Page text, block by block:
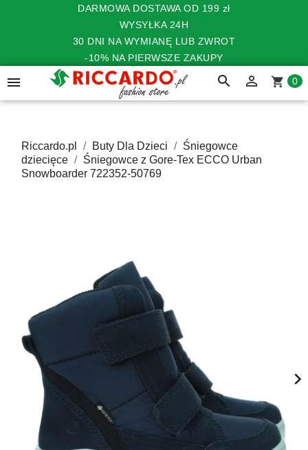
DARMOWA DOSTAWA OD 199 zł
WYSYŁKA 24H
30 DNI NA WYMIANĘ LUB ZWROT
-10% NA PIERWSZE ZAKUPY
 search  shopping_cart 0
Riccardo.pl Buty Dla Dzieci
Śniegowce
dziecięce
Śniegowce z Gore-Tex ECCO Urban
Snowboarder 722352-50769
